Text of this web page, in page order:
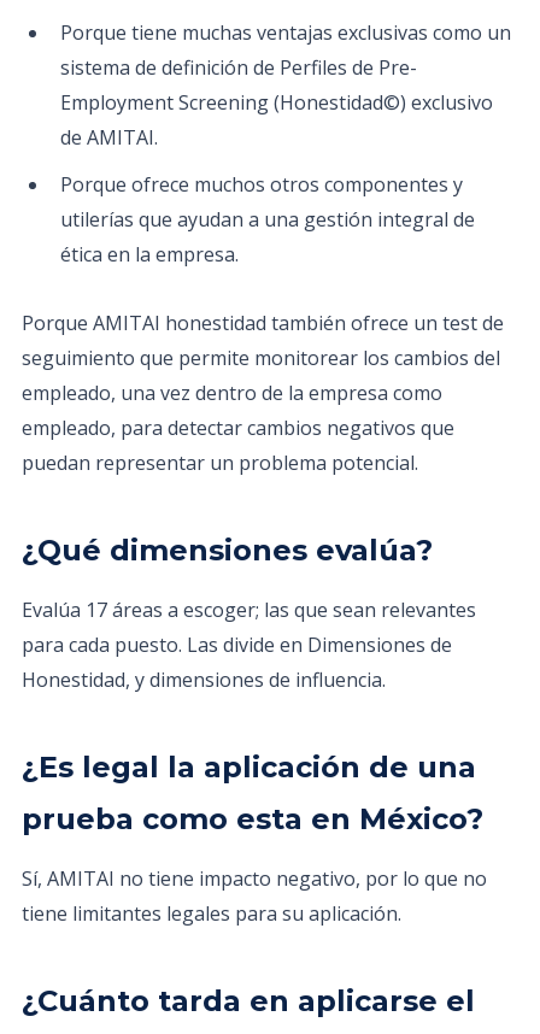
Porque tiene muchas ventajas exclusivas como un
sistema de definición de Perfiles de Pre-
Employment Screening (Honestidad©) exclusivo
de AMITAI.
Porque ofrece muchos otros componentes y
utilerías que ayudan a una gestión integral de
ética en la empresa.
Porque AMITAI honestidad también ofrece un test de
seguimiento que permite monitorear los cambios del
empleado, una vez dentro de la empresa como
empleado, para detectar cambios negativos que
puedan representar un problema potencial.
¿Qué dimensiones evalúa?
Evalúa 17 áreas a escoger; las que sean relevantes
para cada puesto. Las divide en Dimensiones de
Honestidad, y dimensiones de influencia.
¿Es legal la aplicación de una
prueba como esta en México?
Sí, AMITAI no tiene impacto negativo, por lo que no
tiene limitantes legales para su aplicación.
¿Cuánto tarda en aplicarse el